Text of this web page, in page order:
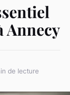
Annecy
de lecture